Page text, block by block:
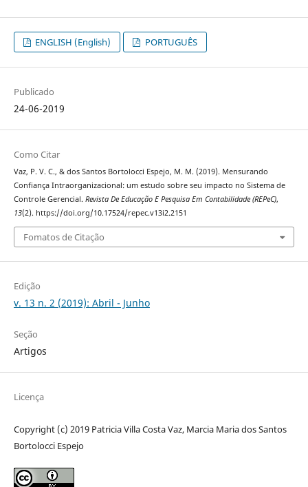
ENGLISH (English) PORTUGUÊS
Publicado
24-06-2019
Como Citar
Vaz, P. V. C., & dos Santos Bortolocci Espejo, M. M. (2019). Mensurando
Confiança Intraorganizacional: um estudo sobre seu impacto no Sistema de
Controle Gerencial. Revista De Educação E Pesquisa Em Contabilidade (REPeC),
13(2). https://doi.org/10.17524/repec.v13i2.2151
Fomatos de Citação
Edição
v. 13 n. 2 (2019): Abril - Junho
Seção
Artigos
Licença
Copyright (c) 2019 Patricia Villa Costa Vaz, Marcia Maria dos Santos
Bortolocci Espejo